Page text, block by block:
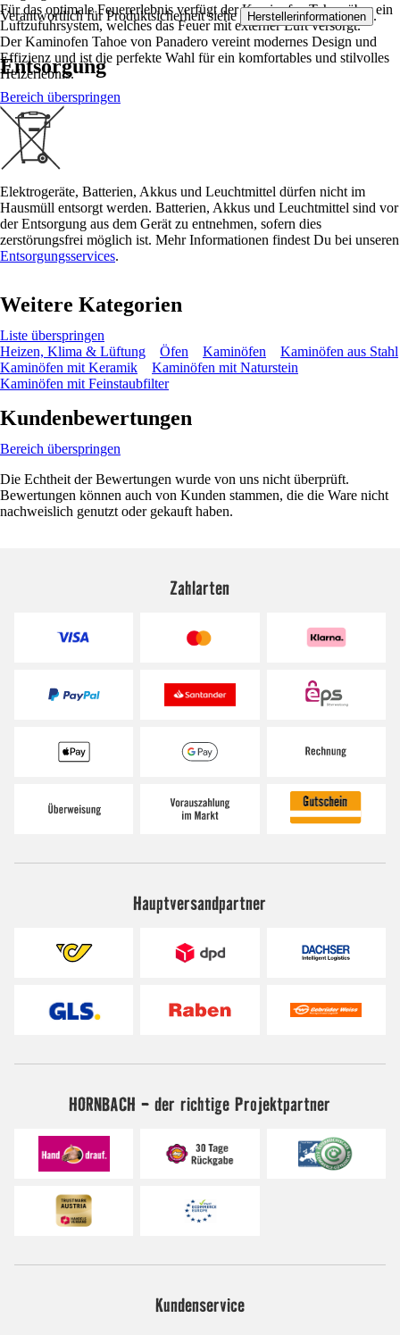
Für das optimale Feuererlebnis verfügt der Kaminofen Tahoe über ein
Luftzufuhrsystem, welches das Feuer mit externer Luft versorgt.
Der Kaminofen Tahoe von Panadero vereint modernes Design und
Effizienz und ist die perfekte Wahl für ein komfortables und stilvolles
Heizerlebnis.
Verantwortlich für Produktsicherheit siehe Herstellerinformationen .
Entsorgung
Bereich überspringen
Elektrogeräte, Batterien, Akkus und Leuchtmittel dürfen nicht im
Hausmüll entsorgt werden. Batterien, Akkus und Leuchtmittel sind vor
der Entsorgung aus dem Gerät zu entnehmen, sofern dies
zerstörungsfrei möglich ist. Mehr Informationen findest Du bei unseren
Entsorgungsservices.
Weitere Kategorien
Liste überspringen
Heizen, Klima & Lüftung
Öfen Kaminöfen
Kaminöfen aus Stahl
Kaminöfen mit Keramik
Kaminöfen mit Naturstein
Kaminöfen mit Feinstaubfilter
Kundenbewertungen
Bereich überspringen
Die Echtheit der Bewertungen wurde von uns nicht überprüft.
Bewertungen können auch von Kunden stammen, die die Ware nicht
nachweislich genutzt oder gekauft haben.
Zahlarten
Hauptversandpartner
HORNBACH - der richtige Projektpartner
Kundenservice